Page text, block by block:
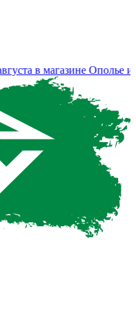
в магазине Ополье